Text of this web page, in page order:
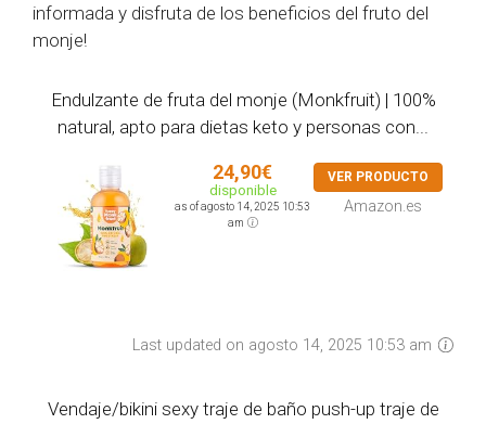
informada y disfruta de los beneficios del fruto del
monje!
Endulzante de fruta del monje (Monkfruit) | 100%
natural, apto para dietas keto y personas con...
24,90€
disponible
as of agosto 14, 2025 10:53
am
VER PRODUCTO
Amazon.es
Last updated on agosto 14, 2025 10:53 am
Vendaje/bikini sexy traje de baño push-up traje de